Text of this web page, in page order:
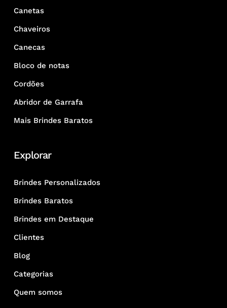
Canetas
Chaveiros
Canecas
Bloco de notas
Cordões
Abridor de Garrafa
Mais Brindes Baratos
Explorar
Brindes Personalizados
Brindes Baratos
Brindes em Destaque
Clientes
Blog
Categorias
Quem somos